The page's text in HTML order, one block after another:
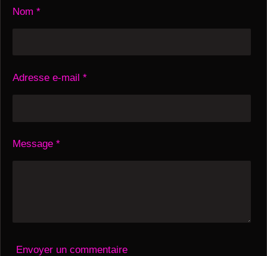
Nom *
Adresse e-mail *
Message *
Envoyer un commentaire